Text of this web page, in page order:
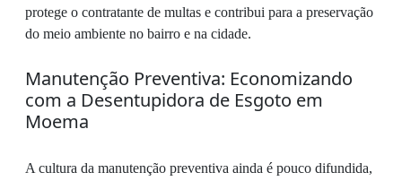
protege o contratante de multas e contribui para a preservação
do meio ambiente no bairro e na cidade.
Manutenção Preventiva: Economizando
com a Desentupidora de Esgoto em
Moema
A cultura da manutenção preventiva ainda é pouco difundida,